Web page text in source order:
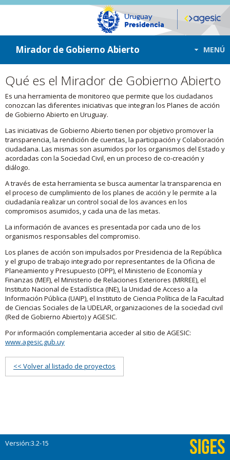
ir a contenido
ir al menú
Mirador de Gobierno Abierto MENÚ
Qué es el Mirador de Gobierno Abierto
Es una herramienta de monitoreo que permite que los ciudadanos
conozcan las diferentes iniciativas que integran los Planes de acción
de Gobierno Abierto en Uruguay.
Las iniciativas de Gobierno Abierto tienen por objetivo promover la
transparencia, la rendición de cuentas, la participación y Colaboración
ciudadana. Las mismas son asumidos por los organismos del Estado y
acordadas con la Sociedad Civil, en un proceso de co-creación y
diálogo.
A través de esta herramienta se busca aumentar la transparencia en
el proceso de cumplimiento de los planes de acción y le permite a la
ciudadanía realizar un control social de los avances en los
compromisos asumidos, y cada una de las metas.
La información de avances es presentada por cada uno de los
organismos responsables del compromiso.
Los planes de acción son impulsados por Presidencia de la República
y el grupo de trabajo integrado por representantes de la Oficina de
Planeamiento y Presupuesto (OPP), el Ministerio de Economía y
Finanzas (MEF), el Ministerio de Relaciones Exteriores (MRREE), el
Instituto Nacional de Estadística (INE), la Unidad de Acceso a la
Información Pública (UAIP), el Instituto de Ciencia Política de la Facultad
de Ciencias Sociales de la UDELAR, organizaciones de la sociedad civil
(Red de Gobierno Abierto) y AGESIC.
Por información complementaria acceder al sitio de AGESIC:
www.agesic.gub.uy
<< Volver al listado de proyectos
Versión:3.2-15